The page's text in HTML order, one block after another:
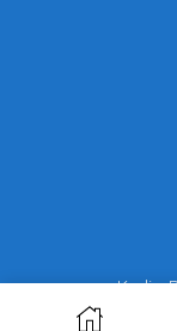
Kralja